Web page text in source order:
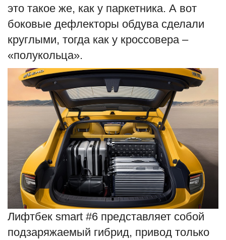
это такое же, как у паркетника. А вот
боковые дефлекторы обдува сделали
круглыми, тогда как у кроссовера –
«полукольца».
Лифтбек smart #6 представляет собой
подзаряжаемый гибрид, привод только